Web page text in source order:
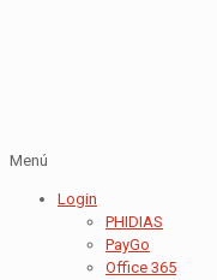
Menú
Login
PHIDIAS
PayGo
Office 365